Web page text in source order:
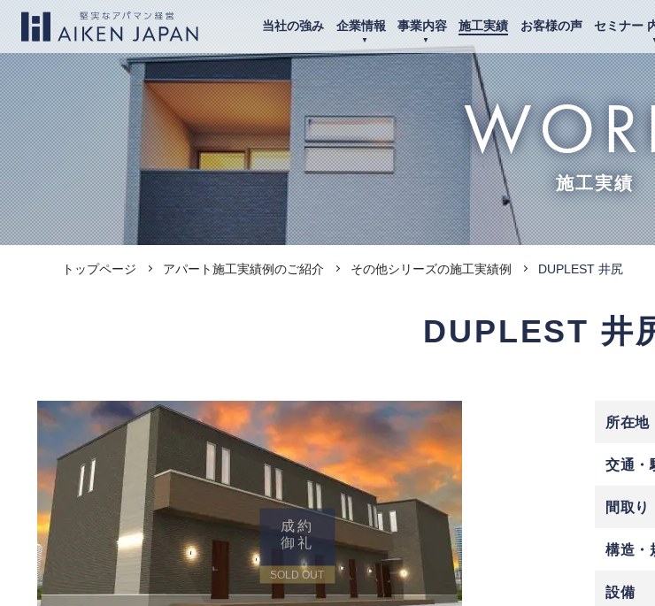
当社の強み 企業情報 事業内容 施工実績 お客様の声 セミナー
施工実績
トップページ アパート施工実績例のご紹介 その他シリーズの施工実績例 DUPLEST 井尻
DUPLEST 井
成約
御礼
SOLD OUT
所在地
交通・
間取り
構造・
設備